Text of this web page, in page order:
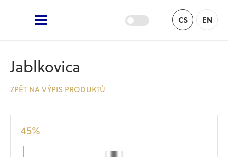
Žufánek.cz
CS EN
Jablkovica
ZPĚT NA VÝPIS PRODUKTŮ
45%